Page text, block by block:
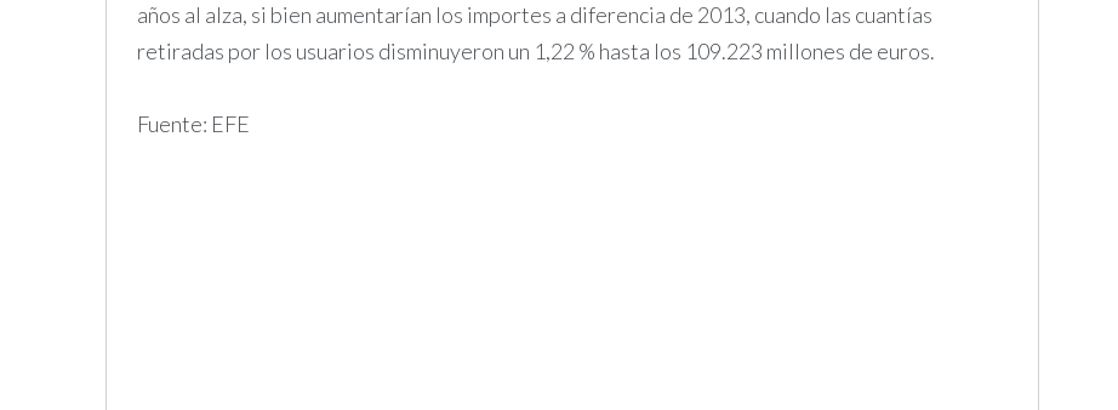
años al alza, si bien aumentarían los importes a diferencia de 2013, cuando las cuantías
retiradas por los usuarios disminuyeron un 1,22 % hasta los 109.223 millones de euros.
Fuente: EFE